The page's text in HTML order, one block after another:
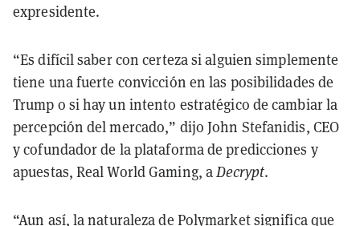
expresidente.
“Es difícil saber con certeza si alguien simplemente
tiene una fuerte convicción en las posibilidades de
Trump o si hay un intento estratégico de cambiar la
percepción del mercado,” dijo John Stefanidis, CEO
y cofundador de la plataforma de predicciones y
apuestas, Real World Gaming, aDecrypt.
“Aun así, la naturaleza de Polymarket significa que